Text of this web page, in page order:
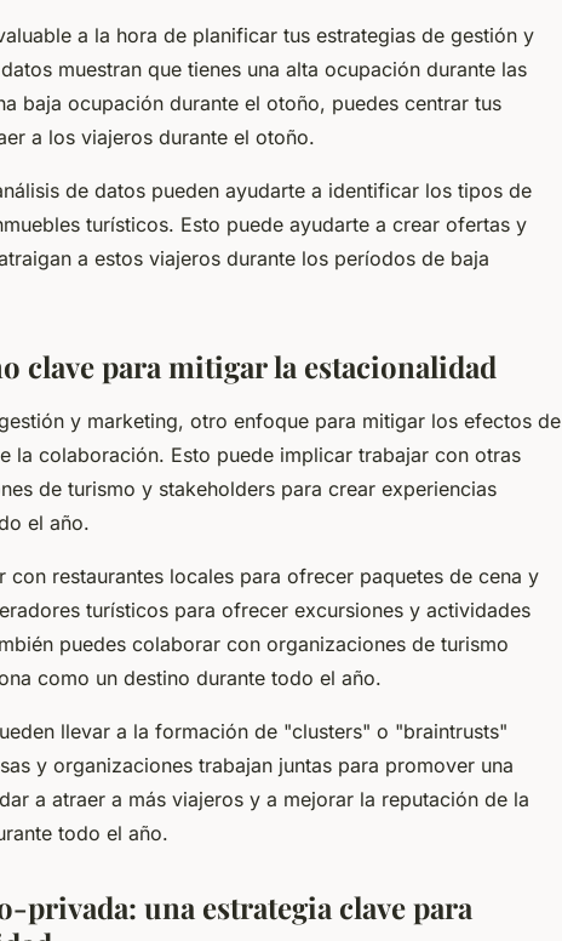
a la hora de planificar tus estrategias de gestión y
muestran que tienes una alta ocupación durante las
baja ocupación durante el otoño, puedes centrar tus
a los viajeros durante el otoño.
de datos pueden ayudarte a identificar los tipos de
turísticos. Esto puede ayudarte a crear ofertas y
a estos viajeros durante los períodos de baja
clave para mitigar la estacionalidad
y marketing, otro enfoque para mitigar los efectos de
la colaboración. Esto puede implicar trabajar con otras
de turismo y stakeholders para crear experiencias
el año.
con restaurantes locales para ofrecer paquetes de cena y
turísticos para ofrecer excursiones y actividades
puedes colaborar con organizaciones de turismo
como un destino durante todo el año.
llevar a la formación de "clusters" o "braintrusts"
y organizaciones trabajan juntas para promover una
a atraer a más viajeros y a mejorar la reputación de la
todo el año.
privada: una estrategia clave para